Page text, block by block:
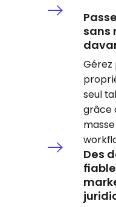
sans
Gérez
seul
grâce
Des